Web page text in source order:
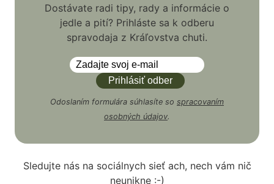
Dostávate radi tipy, rady a informácie o
jedle a pití? Prihláste sa k odberu
spravodaja z Kráľovstva chuti.
Odoslaním formulára súhlasíte so spracovaním
osobných údajov.
Sledujte nás na sociálnych sieť ach, nech vám nič
neunikne :-)